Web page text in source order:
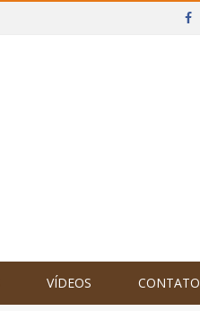
VÍDEOS CONTATO